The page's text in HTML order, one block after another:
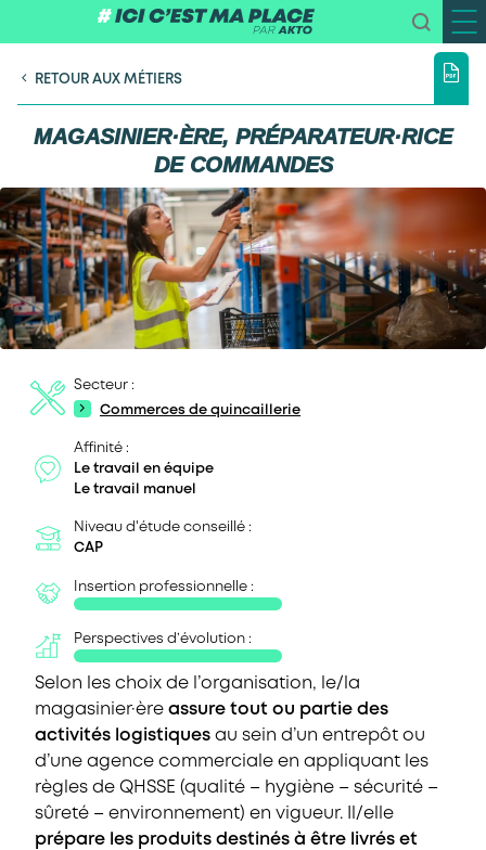
RETOUR AUX MÉTIERS
MAGASINIER·ÈRE, PRÉPARATEUR·RICE
DE COMMANDES
Secteur :
Commerces de quincaillerie
Affinité :
Le travail en équipe
Le travail manuel
Niveau d'étude conseillé :
CAP
Insertion professionnelle :
Perspectives d’évolution :
Selon les choix de l’organisation, le/la
magasinier·ère assure tout ou partie des
activités logistiques au sein d’un entrepôt ou
d’une agence commerciale en appliquant les
règles de QHSSE (qualité – hygiène – sécurité –
sûreté – environnement) en vigueur. Il/elle
prépare les produits destinés à être livrés et